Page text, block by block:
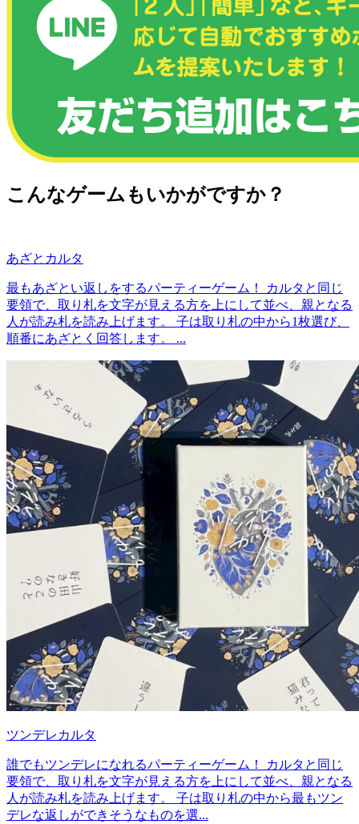
こんなゲームもいかがですか？
あざとカルタ
最もあざとい返しをするパーティーゲーム！ カルタと同じ
要領で、取り札を文字が見える方を上にして並べ、親となる
人が読み札を読み上げます。 子は取り札の中から1枚選び、
順番にあざとく回答します。 ...
ツンデレカルタ
誰でもツンデレになれるパーティーゲーム！ カルタと同じ
要領で、取り札を文字が見える方を上にして並べ、親となる
人が読み札を読み上げます。 子は取り札の中から最もツン
デレな返しができそうなものを選...